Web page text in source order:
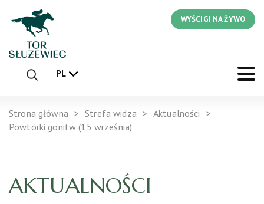
WYŚCIGI NA ŻYWO
PL
Strona główna Strefa widza
Aktualności
Powtórki gonitw (15 września)
AKTUALNOŚCI